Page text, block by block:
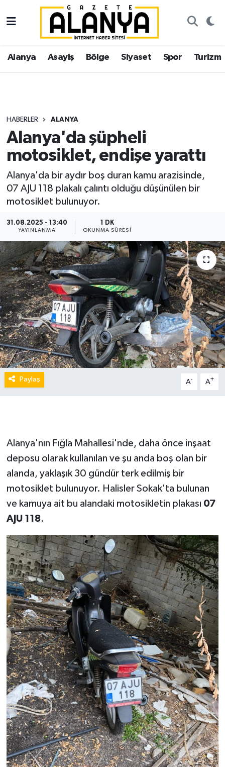
Alanya Asayiş Bölge Siyaset Spor Turizm
HABERLER ALANYA
Alanya'da şüpheli
motosiklet, endişe yarattı
Alanya'da bir aydır boş duran kamu arazisinde,
07 AJU 118 plakalı çalıntı olduğu düşünülen bir
motosiklet bulunuyor.
31.08.2025 - 13:40
YAYINLANMA
1 DK
OKUNMA SÜRESI
Paylaş A- A+
Alanya'nın Fığla Mahallesi'nde, daha önce inşaat
deposu olarak kullanılan ve şu anda boş olan bir
alanda, yaklaşık 30 gündür terk edilmiş bir
motosiklet bulunuyor. Halisler Sokak'ta bulunan
ve kamuya ait bu alandaki motosikletin plakası 07
AJU 118.
Alanya
Asayiş
Siyaset
Spor
Ekonomi
İstanbul Nöbetçi Eczaneler
İstanbul Hava Durumu
Süper Lig Puan Durumu ve Fikstür
Tüm Manşetler
Son Dakika Haberleri
Haber Arşivi